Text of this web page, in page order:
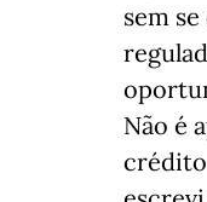
sem
Não é
crédito